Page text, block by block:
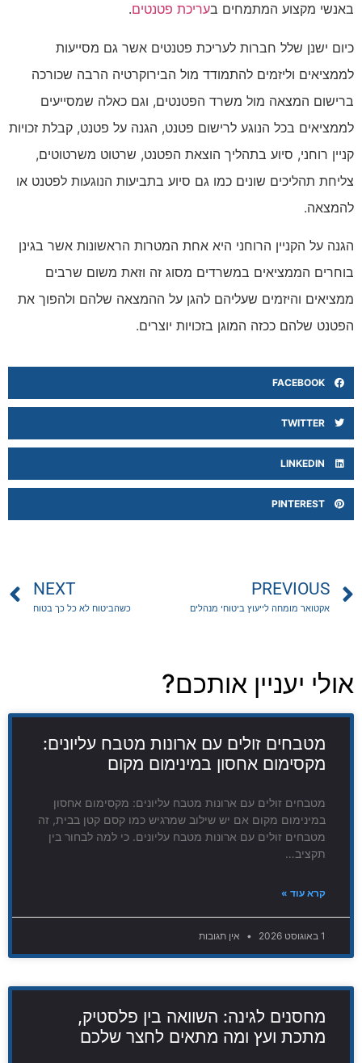
באנשי מקצוע המתמחים בעריכת פטנטים.
כיום ישנן שלל חברות לעריכת פטנטים אשר גם מסייעות
לממציאים וליזמים להתמודד מול הבירוקרטיה הרבה שכורכה
ברישום המצאה מול משרד הפטנטים, וגם כאלה שמסייעים
לממציאים בכל הנוגע לרישום פטנט, הגנה על פטנט, קבלת זכויות
קניין רוחני, סיוע בתהליך הוצאת הפטנט, שרטוט משרטוטים,
צליחת תהליכים שונים כמו גם סיוע בתביעות הנוגעות לפטנט או
להמצאה.
הגנה על הקניין הרוחני היא אחת המטרות הראשונות אשר בגינן
בוחרים הממציאים במשרדים מסוג זה וזאת משום שרבים
ממציאים והיזמים שעליהם להגן על ההמצאה שלהם ולהפוך את
הפטנט שלהם ככזה המוגן בזכויות יוצרים.
FACEBOOK
TWITTER
LINKEDIN
PINTEREST
PREVIOUS
אקטואר מומחה לייעוץ ביטוחי מנהלים
NEXT
כשהביטוח לא כל כך בטוח
אולי יעניין אותכם?
מטבחים זולים עם ארונות מטבח עליונים:
מקסימום אחסון במינימום מקום
מטבחים זולים עם ארונות מטבח עליונים: מקסימום אחסון
במינימום מקום אם יש שילוב שמרגיש כמו קסם קטן בבית, זה
מטבחים זולים עם ארונות מטבח עליונים. כי למה לבחור בין
תקציב…
קרא עוד »
1 באוגוסט 2026 אין תגובות
מחסנים לגינה: השוואה בין פלסטיק,
מתכת ועץ ומה מתאים לחצר שלכם